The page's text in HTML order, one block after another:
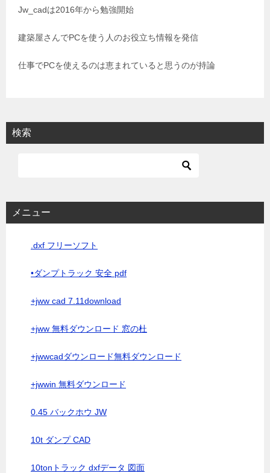
Jw_cadは2016年から勉強開始
建築屋さんでPCを使う人のお役立ち情報を発信
仕事でPCを使えるのは恵まれていると思うのが持論
検索
メニュー
.dxf フリーソフト
•ダンプトラック 安全 pdf
+jww cad 7.11download
+jww 無料ダウンロード 窓の杜
+jwwcadダウンロード無料ダウンロード
+jwwin 無料ダウンロード
0.45 バックホウ JW
10t ダンプ CAD
10tonトラック dxfデータ 図面